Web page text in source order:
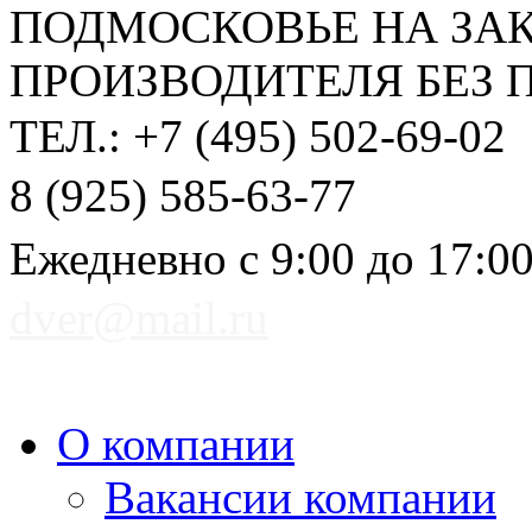
ПОДМОСКОВЬЕ НА
ПРОИЗВОДИТЕЛЯ БЕЗ
ТЕЛ.: +7 (495) 502-69-02
8 (925) 585-63-77
Ежедневно с 9:00 до
О компании
Вакансии компании